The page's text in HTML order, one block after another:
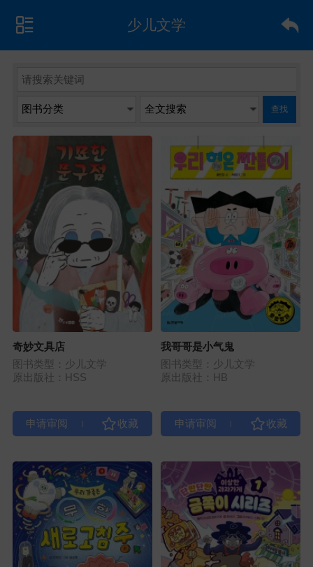
少儿文学
查找
奇妙文具店
图书类型：少儿文学
原出版社：HSS
我哥哥是小气鬼
图书类型：少儿文学
原出版社：HB